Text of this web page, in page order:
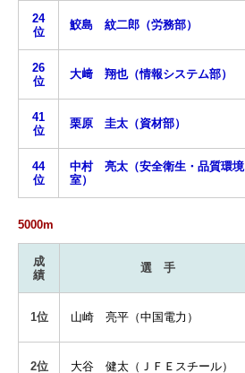
24
位
鮫島 紋二郎（労務部）
26
位
大﨑 翔也（情報システム部）
41
位
栗原 圭太（資材部）
44
位
中村 亮太（安全衛生・品質環境
室）
5000m
成
績
選 手
1位 山崎 亮平（中国電力）
2位 大谷 健太（ＪＦＥスチール）